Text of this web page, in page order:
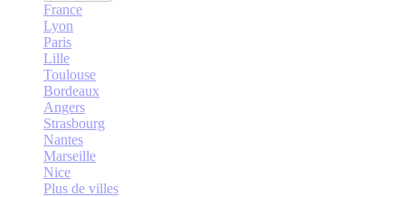
France
Lyon
Paris
Lille
Toulouse
Bordeaux
Angers
Strasbourg
Nantes
Marseille
Nice
Plus de villes